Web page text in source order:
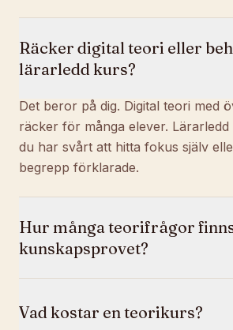
Räcker digital teori eller
lärarledd kurs?
Det beror på dig. Digital teori med
räcker för många elever.
du har svårt att hitta fokus själv
begrepp förklarade.
Hur många teorifrågor
kunskapsprovet?
Vad kostar en teorikurs?